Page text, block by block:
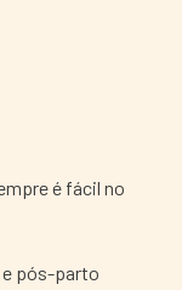
é fácil no
e pós-parto